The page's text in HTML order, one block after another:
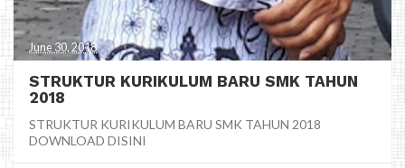
June 30, 2018
STRUKTUR KURIKULUM BARU SMK TAHUN
2018
STRUKTUR KURIKULUM BARU SMK TAHUN 2018
DOWNLOAD DISINI